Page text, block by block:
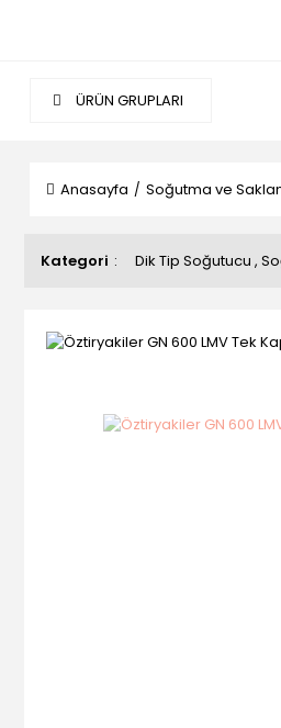
ÜRÜN GRUPLARI
Anasayfa Soğutma ve
Kategori Dik Tip Soğutucu ,